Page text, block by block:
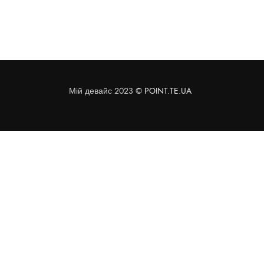
Мій девайс 2023 © POINT.TE.UA